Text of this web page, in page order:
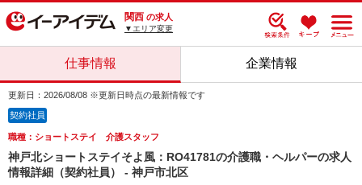
関西 の求人
▼エリア変更
仕事情報 企業情報
更新日：2026/08/08 ※更新日時点の最新情報です
契約社員
職種：ショートステイ 介護スタッフ
神戸北ショートステイそよ風：RO41781の介護職・ヘルパーの求人
情報詳細（契約社員） - 神戸市北区